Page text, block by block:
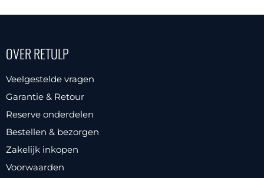
OVER RETULP
Veelgestelde vragen
Garantie & Retour
Reserve onderdelen
Bestellen & bezorgen
Zakelijk inkopen
Voorwaarden